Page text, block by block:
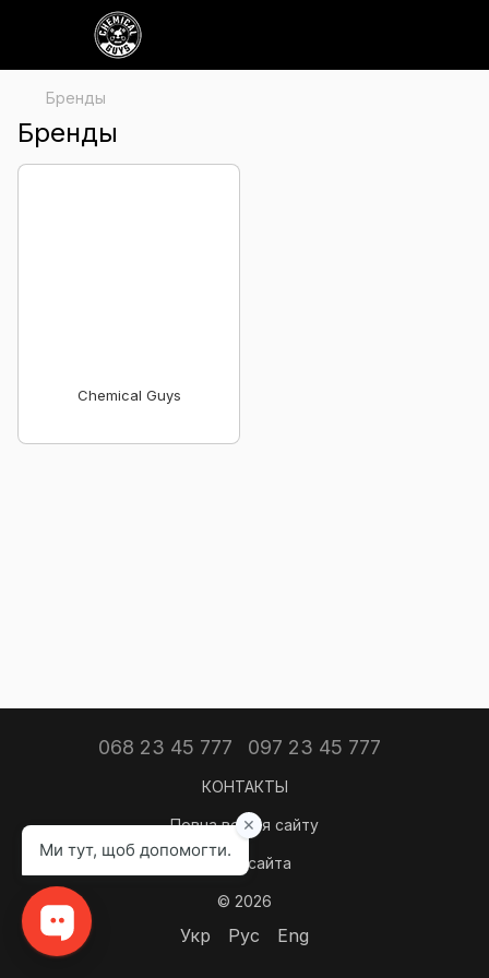
Бренды
Бренды
Chemical Guys
068 23 45 777 097 23 45 777
КОНТАКТЫ
Повна версія сайту
Карта сайта
© 2026
Укр Рус Eng